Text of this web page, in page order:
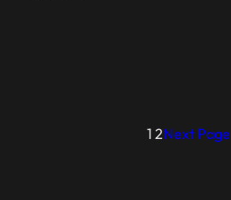
1 2Next Page